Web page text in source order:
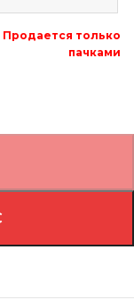
Продается только
пачками